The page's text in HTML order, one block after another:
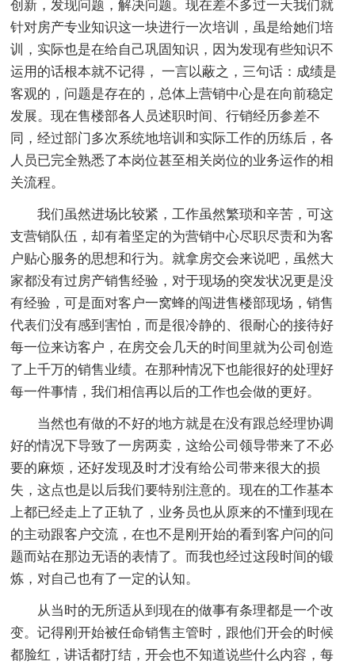
创新，发现问题，解决问题。现在差不多过一天我们就
针对房产专业知识这一块进行一次培训，虽是给她们培
训，实际也是在给自己巩固知识，因为发现有些知识不
运用的话根本就不记得， 一言以蔽之，三句话：成绩是
客观的，问题是存在的，总体上营销中心是在向前稳定
发展。现在售楼部各人员述职时间、行销经历参差不
同，经过部门多次系统地培训和实际工作的历练后，各
人员已完全熟悉了本岗位甚至相关岗位的业务运作的相
关流程。
我们虽然进场比较紧，工作虽然繁琐和辛苦，可这
支营销队伍，却有着坚定的为营销中心尽职尽责和为客
户贴心服务的思想和行为。就拿房交会来说吧，虽然大
家都没有过房产销售经验，对于现场的突发状况更是没
有经验，可是面对客户一窝蜂的闯进售楼部现场，销售
代表们没有感到害怕，而是很冷静的、很耐心的接待好
每一位来访客户，在房交会几天的时间里就为公司创造
了上千万的销售业绩。在那种情况下也能很好的处理好
每一件事情，我们相信再以后的工作也会做的更好。
当然也有做的不好的地方就是在没有跟总经理协调
好的情况下导致了一房两卖，这给公司领导带来了不必
要的麻烦，还好发现及时才没有给公司带来很大的损
失，这点也是以后我们要特别注意的。现在的工作基本
上都已经走上了正轨了，业务员也从原来的不懂到现在
的主动跟客户交流，在也不是刚开始的看到客户问的问
题而站在那边无语的表情了。而我也经过这段时间的锻
炼，对自己也有了一定的认知。
从当时的无所适从到现在的做事有条理都是一个改
变。记得刚开始被任命销售主管时，跟他们开会的时候
都脸红，讲话都打结，开会也不知道说些什么内容，每